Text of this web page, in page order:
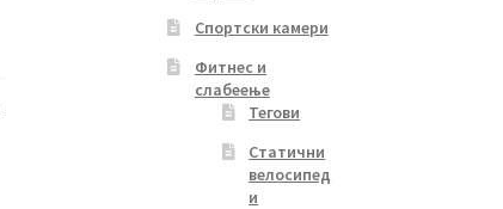
Спортски камери
Фитнес и
слабеење
Тегови
Статични
велосипед
и